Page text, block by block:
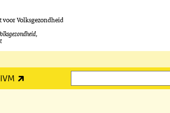
Volksgezondheid
Zoeken